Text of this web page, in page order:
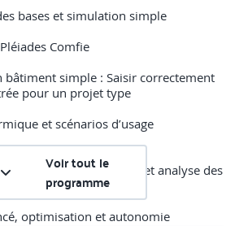
bases et simulation simple
Comfie
bâtiment simple : Saisir correctement
pour un projet type
et scénarios d’usage
énergétique et
: Lancement des calculs et analyse des
optimisation et autonomie
Voir tout le
programme